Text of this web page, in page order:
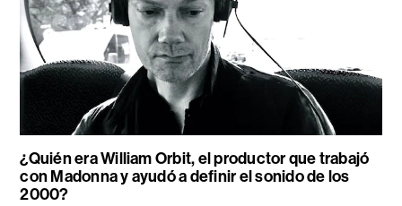
¿Quién era William Orbit, el productor que trabajó
con Madonna y ayudó a definir el sonido de los
2000?